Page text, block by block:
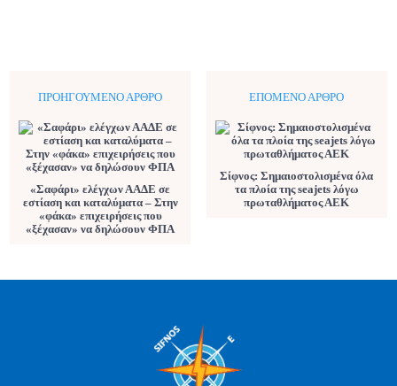
ΠΡΟΗΓΟΎΜΕΝΟ ΆΡΘΡΟ
«Σαφάρι» ελέγχων ΑΑΔΕ σε
εστίαση και καταλύματα – Στην
«φάκα» επιχειρήσεις που
«ξέχασαν» να δηλώσουν ΦΠΑ
ΕΠΌΜΕΝΟ ΆΡΘΡΟ
Σίφνος: Σημαιοστολισμένα όλα
τα πλοία της seajets λόγω
πρωταθλήματος ΑΕΚ